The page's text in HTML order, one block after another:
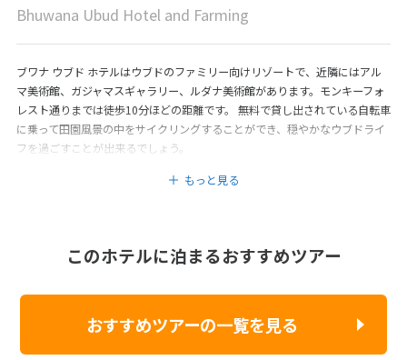
Bhuwana Ubud Hotel and Farming
ブワナ ウブド ホテルはウブドのファミリー向けリゾートで、近隣にはアル
マ美術館、ガジャマスギャラリー、ルダナ美術館があります。モンキーフォ
レスト通りまでは徒歩10分ほどの距離です。 無料で貸し出されている自転車
に乗って田園風景の中をサイクリングすることができ、穏やかなウブドライ
フを過ごすことが出来るでしょう。
もっと見る
このホテルに泊まるおすすめツアー
おすすめツアーの一覧を見る